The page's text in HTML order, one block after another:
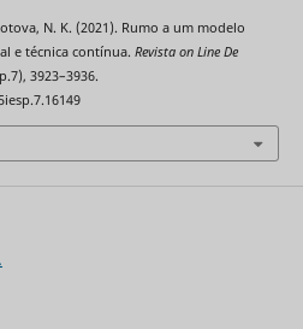
N. K. (2021). Rumo a um modelo
e técnica contínua. Revista on Line De
3923–3936.